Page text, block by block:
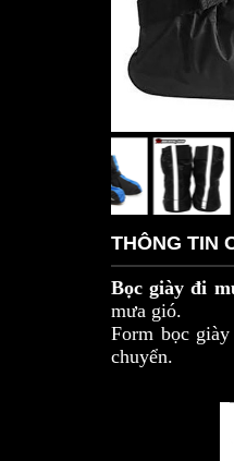
THÔNG TIN
Bọc giày đi
mưa gió.
Form bọc
chuyển.